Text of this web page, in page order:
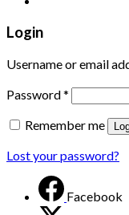
Login
Username or email
Password*
Remember me
Lost your password?
Facebook